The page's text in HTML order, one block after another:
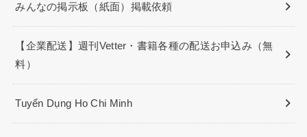
みんなの掲示板（紙面）掲載依頼
【企業配送】週刊Vetter・書籍各種の配送お申込み（無
料）
Tuyển Dụng Ho Chi Minh